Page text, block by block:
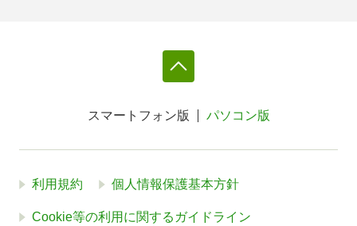
スマートフォン版 パソコン版
利用規約 個人情報保護基本方針
Cookie等の利用に関するガイドライン